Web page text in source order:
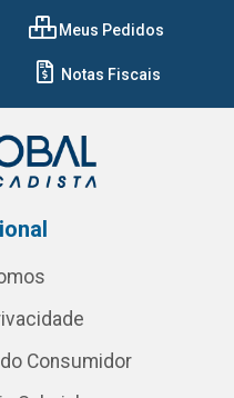
Meus Pedidos
Notas Fiscais
Consumidor